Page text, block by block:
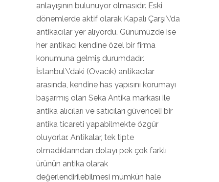
anlayışının bulunuyor olmasıdır. Eski
dönemlerde aktif olarak Kapalı Çarşı\’da
antikacılar yer alıyordu. Günümüzde ise
her antikacı kendine özel bir firma
konumuna gelmiş durumdadır.
İstanbul\’daki (Ovacık) antikacılar
arasında, kendine has yapısını korumayı
başarmış olan Seka Antika markası ile
antika alıcıları ve satıcıları güvenceli bir
antika ticareti yapabilmekte özgür
oluyorlar. Antikalar, tek tipte
olmadıklarından dolayı pek çok farklı
ürünün antika olarak
değerlendirilebilmesi mümkün hale